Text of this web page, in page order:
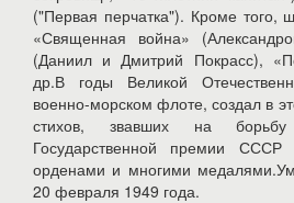
("Первая перчатка"). Кроме того,
«Священная война»
(Даниил и Дмитрий Покрасс),
др.В годы Великой
военно-морском флоте, создал в
стихов, звавших на
Государственной премии
орденами и многими
20 февраля 1949 года.